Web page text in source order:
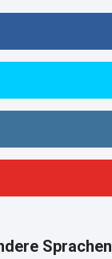
Sprachen